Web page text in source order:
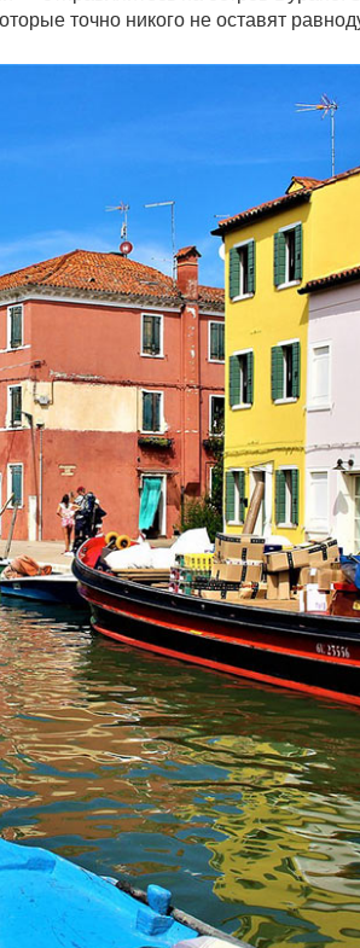
точно никого не оставят